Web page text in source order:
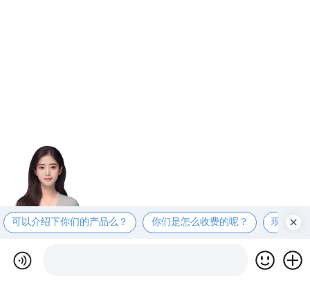
可以介绍下你们的产品么？ 你们是怎么收费的呢？ 现在有